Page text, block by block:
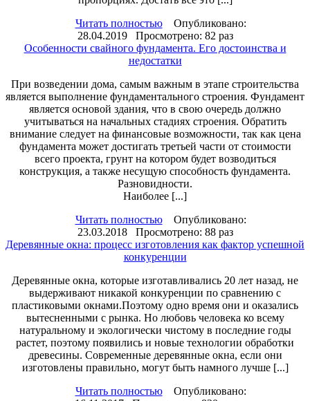
Читать полностьюОпубликовано:
28.04.2019 Просмотрено: 82 раз
Особенности свайного фундамента. Его достоинства и
недостатки
При возведении дома, самым важным в этапе строительства
является выполнение фундаментального строения. Фундамент
является основой здания, что в свою очередь должно
учитываться на начальных стадиях строения. Обратить
внимание следует на финансовые возможности, так как цена
фундамента может достигать третьей части от стоимости
всего проекта, грунт на котором будет возводиться
конструкция, а также несущую способность фундамента.
Разновидности.
Наиболее [...]
Читать полностьюОпубликовано:
23.03.2018 Просмотрено: 88 раз
Деревянные окна: процесс изготовления как фактор успешной
конкуренции
Деревянные окна, которые изготавливались 20 лет назад, не
выдерживают никакой конкуренции по сравнению с
пластиковыми окнами.Поэтому одно время они и оказались
вытесненными с рынка. Но любовь человека ко всему
натуральному и экологически чистому в последние годы
растет, поэтому появились и новые технологии обработки
древесины. Современные деревянные окна, если они
изготовлены правильно, могут быть намного лучше [...]
Читать полностьюОпубликовано: